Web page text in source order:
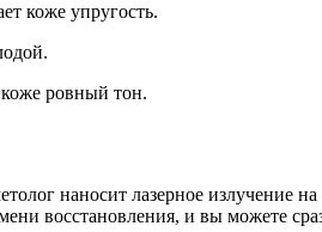
коже упругость.
ровный тон.
наносит лазерное излучение
восстановления, и вы можете